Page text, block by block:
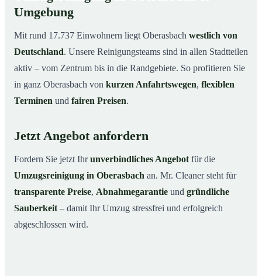
Umgebung
Mit rund 17.737 Einwohnern liegt Oberasbach westlich von
Deutschland. Unsere Reinigungsteams sind in allen Stadtteilen
aktiv – vom Zentrum bis in die Randgebiete. So profitieren Sie
in ganz Oberasbach von kurzen Anfahrtswegen, flexiblen
Terminen und fairen Preisen.
Jetzt Angebot anfordern
Fordern Sie jetzt Ihrunverbindliches Angebot für die
Umzugsreinigung in Oberasbach an. Mr. Cleaner steht für
transparente Preise, Abnahmegarantie und gründliche
Sauberkeit – damit Ihr Umzug stressfrei und erfolgreich
abgeschlossen wird.